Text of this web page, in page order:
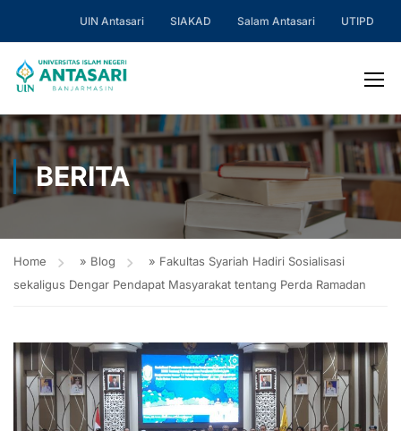
UIN Antasari SIAKAD Salam Antasari UTIPD
BERITA
Home » Blog » Fakultas Syariah Hadiri Sosialisasi
sekaligus Dengar Pendapat Masyarakat tentang Perda Ramadan